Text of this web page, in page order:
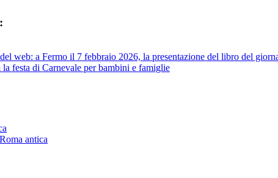
web: a Fermo il 7 febbraio 2026, la presentazione del libro del
festa di Carnevale per bambini e famiglie